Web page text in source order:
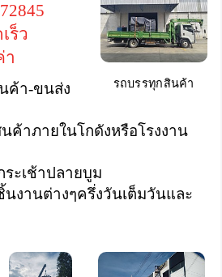
รถบรรทุกสินค้า
ร็ว
า
ค้า-ขนส่ง
ค้าภายในโกดังหรือโรงงาน
ระเช้าปลายบูม
นงานต่างๆครึ่งวันเต็มวันและ